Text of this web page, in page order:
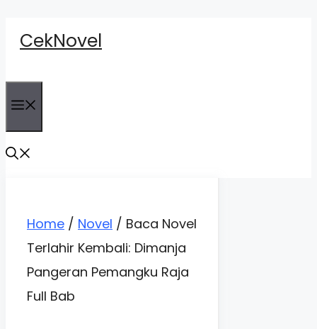
content
CekNovel
Home / Novel / Baca Novel
Terlahir Kembali: Dimanja
Pangeran Pemangku Raja
Full Bab